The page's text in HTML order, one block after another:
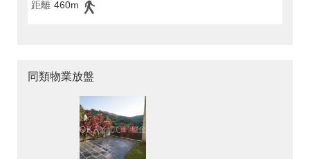
距離 460m
同類物業放盤